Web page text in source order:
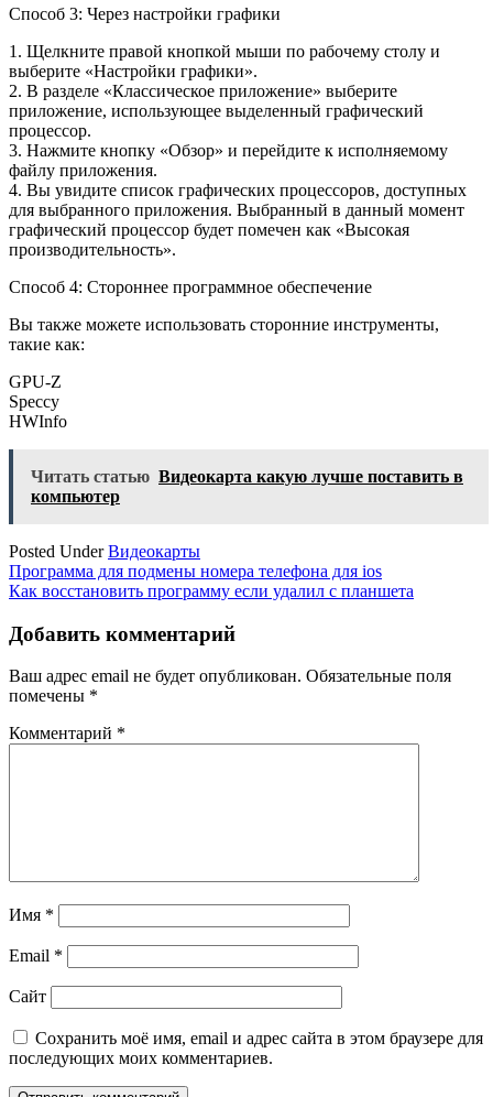
Способ 3: Через настройки графики
1. Щелкните правой кнопкой мыши по рабочему столу и
выберите «Настройки графики».
2. В разделе «Классическое приложение» выберите
приложение, использующее выделенный графический
процессор.
3. Нажмите кнопку «Обзор» и перейдите к исполняемому
файлу приложения.
4. Вы увидите список графических процессоров, доступных
для выбранного приложения. Выбранный в данный момент
графический процессор будет помечен как «Высокая
производительность».
Способ 4: Стороннее программное обеспечение
Вы также можете использовать сторонние инструменты,
такие как:
GPU-Z
Speccy
HWInfo
Читать статью Видеокарта какую лучше поставить в
компьютер
Posted UnderВидеокарты
Навигация
по
записям
Программа для подмены номера телефона для ios
Как восстановить программу если удалил с планшета
Добавить комментарий
Ваш адрес email не будет опубликован. Обязательные поля
помечены *
Комментарий *
Имя *
Email *
Сайт
Сохранить моё имя, email и адрес сайта в этом браузере для
последующих моих комментариев.